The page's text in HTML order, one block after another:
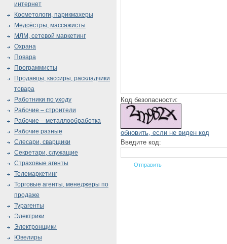
Код безопасности:
обновить, если не виден код
Введите код:
интернет
Косметологи, парикмахеры
Медсёстры, массажисты
МЛМ, сетевой маркетинг
Охрана
Повара
Программисты
Продавцы, кассиры, раскладчики
товара
Работники по уходу
Рабочие – строители
Рабочие – металлообработка
Рабочие разные
Слесари, сварщики
Секретари, служащие
Страховые агенты
Телемаркетинг
Торговые агенты, менеджеры по
продаже
Турагенты
Электрики
Электронщики
Ювелиры